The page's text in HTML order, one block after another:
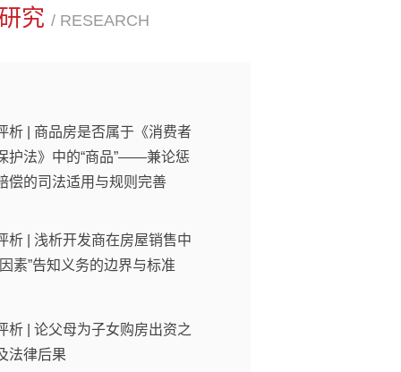
究 / RESEARCH
析 | 商品房是否属于《消费者
护法》中的“商品”——兼论惩
偿的司法适用与规则完善
析 | 浅析开发商在房屋销售中
素”告知义务的边界与标准
析 | 论父母为子女购房出资之
法律后果